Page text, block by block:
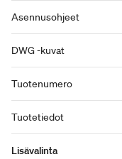
Asennusohjeet
DWG -kuvat
Tuotenumero
Tuotetiedot
Lisävalinta